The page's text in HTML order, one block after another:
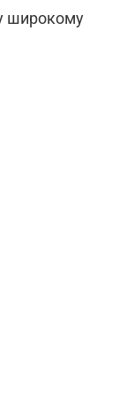
широкому